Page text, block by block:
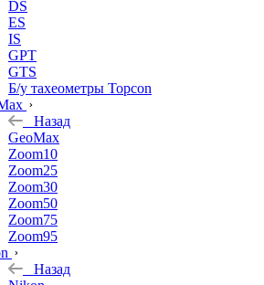
DS
ES
IS
GPT
GTS
Б/у тахеометры Topcon
Назад
GeoMax
Zoom10
Zoom25
Zoom30
Zoom50
Zoom75
Zoom95
Назад